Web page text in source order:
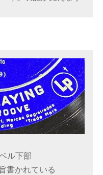
ル下部
書かれている